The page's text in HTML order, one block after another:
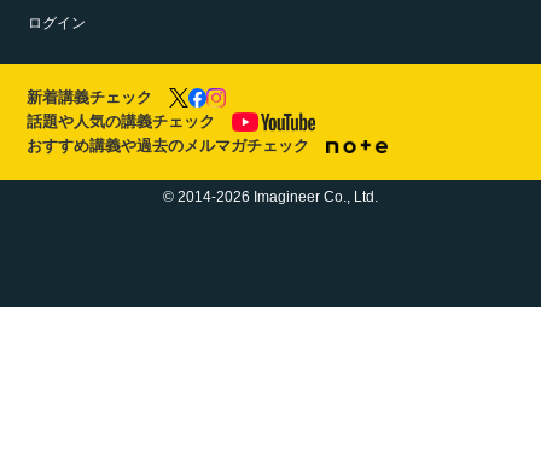
ログイン
新着講義チェック
話題や人気の講義チェック
おすすめ講義や過去のメルマガチェック
© 2014-2026 Imagineer Co., Ltd.